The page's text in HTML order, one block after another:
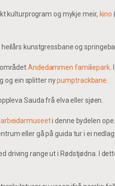
kulturprogram og mykje meir, kino
kunstgressbane og
Andedammen familiepark.
og ein splitter nypumptrackbane
Sauda frå elva eller sjøen.
i denne bydelen
eller gå på guida tur i ei
driving range ut i Rødstjødna. I